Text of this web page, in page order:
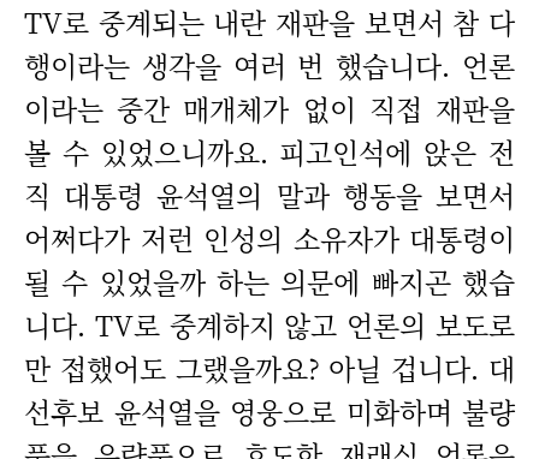
TV로 중계되는 내란 재판을 보면서 참 다
행이라는 생각을 여러 번 했습니다. 언론
이라는 중간 매개체가 없이 직접 재판을
볼 수 있었으니까요. 피고인석에 앉은 전
직 대통령 윤석열의 말과 행동을 보면서
어쩌다가 저런 인성의 소유자가 대통령이
될 수 있었을까 하는 의문에 빠지곤 했습
니다. TV로 중계하지 않고 언론의 보도로
만 접했어도 그랬을까요? 아닐 겁니다. 대
선후보 윤석열을 영웅으로 미화하며 불량